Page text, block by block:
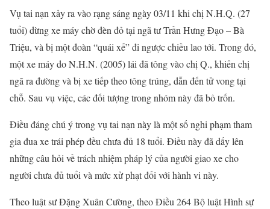
Vụ tai nạn xảy ra vào rạng sáng ngày 03/11 khi chị N.H.Q. (27
tuổi) dừng xe máy chờ đèn đỏ tại ngã tư Trần Hưng Đạo – Bà
Triệu, và bị một đoàn “quái xế” đi ngược chiều lao tới. Trong đó,
một xe máy do N.H.N. (2005) lái đã tông vào chị Q., khiến chị
ngã ra đường và bị xe tiếp theo tông trúng, dẫn đến tử vong tại
chỗ. Sau vụ việc, các đối tượng trong nhóm này đã bỏ trốn.
Điều đáng chú ý trong vụ tai nạn này là một số nghi phạm tham
gia đua xe trái phép đều chưa đủ 18 tuổi. Điều này đã dấy lên
những câu hỏi về trách nhiệm pháp lý của người giao xe cho
người chưa đủ tuổi và mức xử phạt đối với hành vi này.
Theo luật sư Đặng Xuân Cường, theo Điều 264 Bộ luật Hình sự